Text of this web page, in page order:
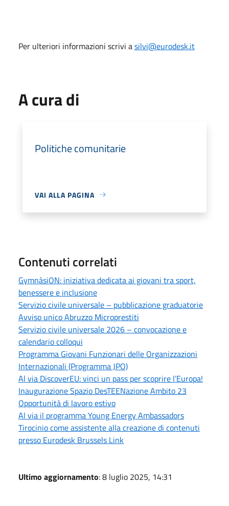
Per ulteriori informazioni scrivi asilvi@eurodesk.it
A cura di
Politiche comunitarie
VAI ALLA PAGINA
Contenuti correlati
GymnàsiON: iniziativa dedicata ai giovani tra sport,
benessere e inclusione
Servizio civile universale – pubblicazione graduatorie
Avviso unico Abruzzo Microprestiti
Servizio civile universale 2026 – convocazione e
calendario colloqui
Programma Giovani Funzionari delle Organizzazioni
Internazionali (Programma JPO)
Al via DiscoverEU: vinci un pass per scoprire l’Europa!
Inaugurazione Spazio DesTEENazione Ambito 23
Opportunità di lavoro estivo
Al via il programma Young Energy Ambassadors
Tirocinio come assistente alla creazione di contenuti
presso Eurodesk Brussels Link
Ultimo aggiornamento: 8 luglio 2025, 14:31